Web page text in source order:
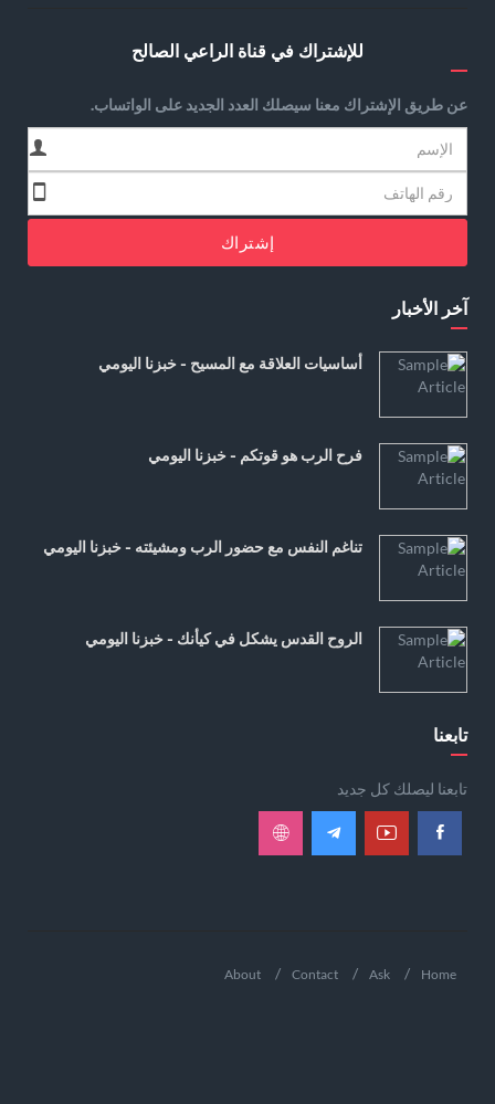
للإشتراك في قناة الراعي الصالح
عن طريق الإشتراك معنا سيصلك العدد الجديد على الواتساب.
إشتراك
آخر الأخبار
أساسيات العلاقة مع المسيح - خبزنا اليومي
فرح الرب هو قوتكم - خبزنا اليومي
تناغم النفس مع حضور الرب ومشيئته - خبزنا اليومي
الروح القدس يشكل في كيأنك - خبزنا اليومي
تابعنا
تابعنا ليصلك كل جديد
Home
Ask
Contact
About